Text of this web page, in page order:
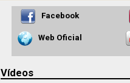
Facebook
Web Oficial
Vídeos